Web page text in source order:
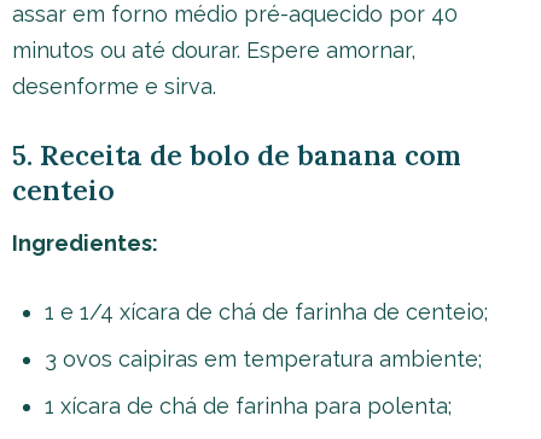
assar em forno médio pré-aquecido por 40
minutos ou até dourar. Espere amornar,
desenforme e sirva.
5. Receita de bolo de banana com
centeio
Ingredientes:
1 e 1/4 xícara de chá de farinha de centeio;
3 ovos caipiras em temperatura ambiente;
1 xícara de chá de farinha para polenta;